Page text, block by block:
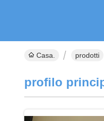
Casa. prodotti
profilo